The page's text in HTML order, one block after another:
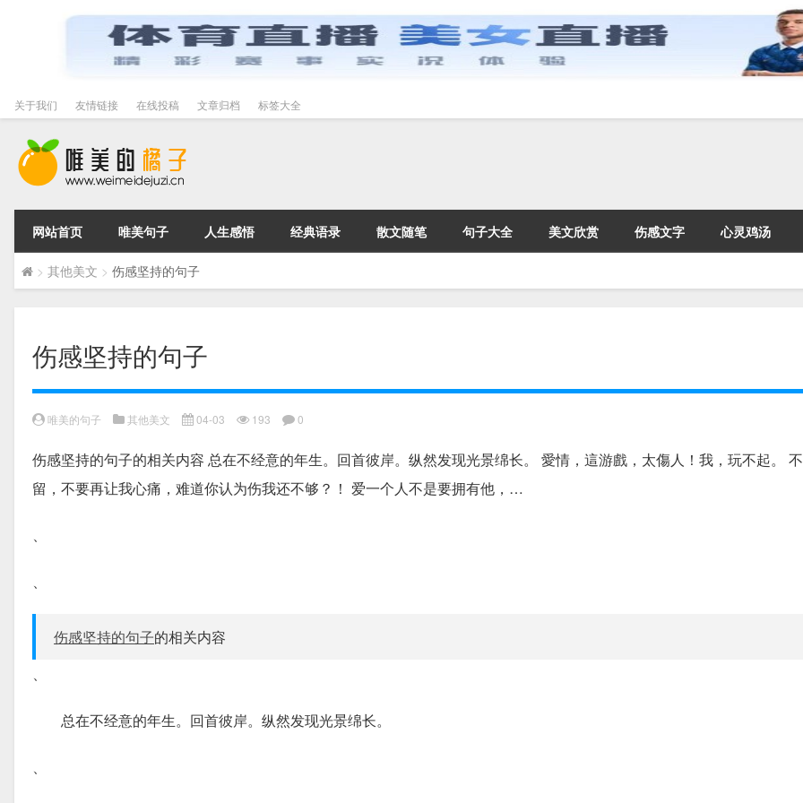
关于我们 友情链接 在线投稿 文章归档 标签大全
网站首页 唯美句子 人生感悟 经典语录 散文随笔 句子大全 美文欣赏 伤感文字 心灵鸡汤
> 其他美文 > 伤感坚持的句子
伤感坚持的句子
唯美的句子 其他美文 04-03 193 0
伤感坚持的句子的相关内容 总在不经意的年生。回首彼岸。纵然发现光景绵长。 愛情，這游戲，太傷人！我，玩不起。
留，不要再让我心痛，难道你认为伤我还不够？！ 爱一个人不是要拥有他，…
、
、
伤感坚持的句子的相关内容
、
总在不经意的年生。回首彼岸。纵然发现光景绵长。
、